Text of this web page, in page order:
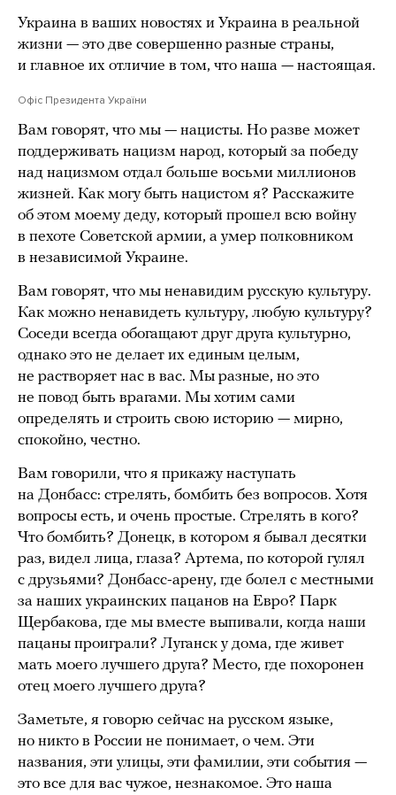
Украина в ваших новостях и Украина в реальной
жизни — это две совершенно разные страны,
и главное их отличие в том, что наша — настоящая.
Офіс Президента України
Вам говорят, что мы — нацисты. Но разве может
поддерживать нацизм народ, который за победу
над нацизмом отдал больше восьми миллионов
жизней. Как могу быть нацистом я? Расскажите
об этом моему деду, который прошел всю войну
в пехоте Советской армии, а умер полковником
в независимой Украине.
Вам говорят, что мы ненавидим русскую культуру.
Как можно ненавидеть культуру, любую культуру?
Соседи всегда обогащают друг друга культурно,
однако это не делает их единым целым,
не растворяет нас в вас. Мы разные, но это
не повод быть врагами. Мы хотим сами
определять и строить свою историю — мирно,
спокойно, честно.
Вам говорили, что я прикажу наступать
на Донбасс: стрелять, бомбить без вопросов. Хотя
вопросы есть, и очень простые. Стрелять в кого?
Что бомбить? Донецк, в котором я бывал десятки
раз, видел лица, глаза? Артема, по которой гулял
с друзьями? Донбасс-арену, где болел с местными
за наших украинских пацанов на Евро? Парк
Щербакова, где мы вместе выпивали, когда наши
пацаны проиграли? Луганск у дома, где живет
мать моего лучшего друга? Место, где похоронен
отец моего лучшего друга?
Заметьте, я говорю сейчас на русском языке,
но никто в России не понимает, о чем. Эти
названия, эти улицы, эти фамилии, эти события —
это все для вас чужое, незнакомое. Это наша